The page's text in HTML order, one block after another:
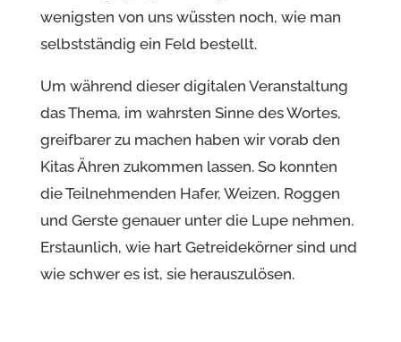
wenigsten von uns wüssten noch, wie man
selbstständig ein Feld bestellt.
Um während dieser digitalen Veranstaltung
das Thema, im wahrsten Sinne des Wortes,
greifbarer zu machen haben wir vorab den
Kitas Ähren zukommen lassen. So konnten
die Teilnehmenden Hafer, Weizen, Roggen
und Gerste genauer unter die Lupe nehmen.
Erstaunlich, wie hart Getreidekörner sind und
wie schwer es ist, sie herauszulösen.